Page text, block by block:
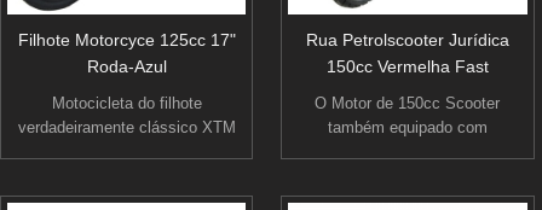
Filhote Motorcyce 125cc 17"
Roda-Azul
Motocicleta do filhote
verdadeiramente clássico XTM
tem toda a tranquilidade de um
Rua Petrolscooter Jurídica
150cc Vermelha Fast
O Motor de 150cc Scooter
também equipado com
alumínio de alto desempenho,